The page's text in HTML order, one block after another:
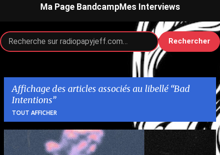
Ma Page BandcampMes Interviews
Rechercher
Affichage des articles associés au libellé Bad
Intentions
TOUT AFFICHER
A